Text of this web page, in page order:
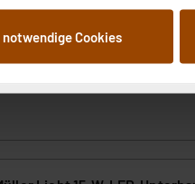
für die nachfolgend
VO) zu. Eine detaillierte
notwendige Cookies
der
Produkt finden Sie in den